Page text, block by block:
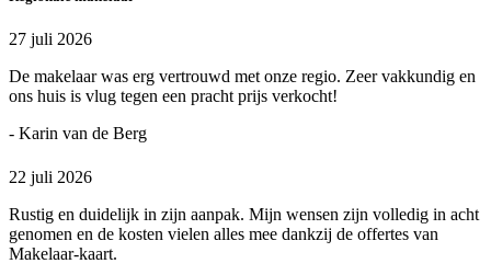
27 juli 2026
De makelaar was erg vertrouwd met onze regio. Zeer vakkundig en
ons huis is vlug tegen een pracht prijs verkocht!
- Karin van de Berg
22 juli 2026
Rustig en duidelijk in zijn aanpak. Mijn wensen zijn volledig in acht
genomen en de kosten vielen alles mee dankzij de offertes van
Makelaar-kaart.